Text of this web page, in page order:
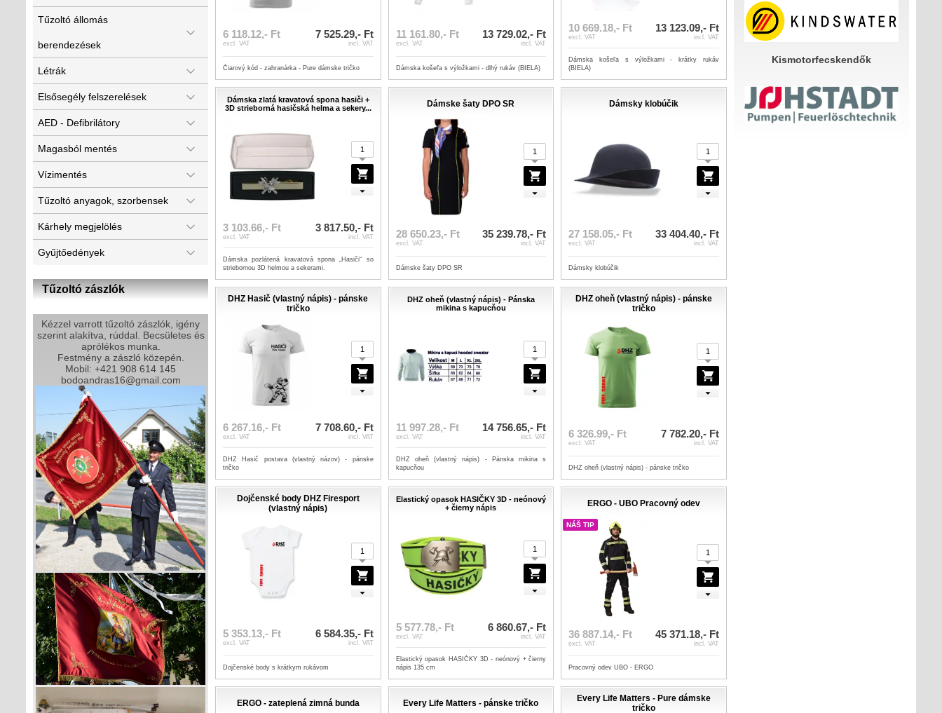
Tűzoltó állomás
berendezések
Létrák
Elsősegély felszerelések
AED - Defibrilátory
Magasból mentés
Vízimentés
Tűzoltó anyagok, szorbensek
Kárhely megjelölés
Gyűjtőedények
Tűzoltó zászlók
Kézzel varrott tűzoltó zászlók, igény
szerint alakítva, rúddal. Becsületes és
aprólékos munka.
Festmény a zászló közepén.
Mobil: +421 908 614 145
bodoandras16@gmail.com
Kismotorfecskendők
6 118.12,- Ft
excl. VAT
7 525.29,- Ft
incl. VAT
Čiarový kód - zahranárka - Pure dámske tričko
11 161.80,- Ft
excl. VAT
13 729.02,- Ft
incl. VAT
Dámska košeľa s výložkami - dlhý rukáv (BIELA)
10 669.18,- Ft
excl. VAT
13 123.09,- Ft
incl. VAT
Dámska košeľa s výložkami - krátky rukáv
(BIELA)
Dámska zlatá kravatová spona hasiči +
3D strieborná hasičská helma a sekery...
3 103.66,- Ft
excl. VAT
3 817.50,- Ft
incl. VAT
Dámska pozlátená kravatová spona „Hasiči“ so
striebornou 3D helmou a sekerami.
Dámske šaty DPO SR
28 650.23,- Ft
excl. VAT
35 239.78,- Ft
incl. VAT
Dámske šaty DPO SR
Dámsky klobúčik
27 158.05,- Ft
excl. VAT
33 404.40,- Ft
incl. VAT
Dámsky klobúčik
DHZ Hasič (vlastný nápis) - pánske
tričko
6 267.16,- Ft
excl. VAT
7 708.60,- Ft
incl. VAT
DHZ Hasič postava (vlastný názov) - pánske
tričko
DHZ oheň (vlastný nápis) - Pánska
mikina s kapucňou
11 997.28,- Ft
excl. VAT
14 756.65,- Ft
incl. VAT
DHZ oheň (vlastný nápis) - Pánska mikina s
kapucňou
DHZ oheň (vlastný nápis) - pánske
tričko
6 326.99,- Ft
excl. VAT
7 782.20,- Ft
incl. VAT
DHZ oheň (vlastný nápis) - pánske tričko
Dojčenské body DHZ Firesport
(vlastný nápis)
5 353.13,- Ft
excl. VAT
6 584.35,- Ft
incl. VAT
Dojčenské body s krátkym rukávom
Elastický opasok HASIČKY 3D - neónový
+ čierny nápis
5 577.78,- Ft
excl. VAT
6 860.67,- Ft
incl. VAT
Elastický opasok HASIČKY 3D - neónový + čierny
nápis 135 cm
ERGO - UBO Pracovný odev
NÁŠ TIP
36 887.14,- Ft
excl. VAT
45 371.18,- Ft
incl. VAT
Pracovný odev UBO - ERGO
ERGO - zateplená zimná bunda Every Life Matters - pánske tričko
Every Life Matters - Pure dámske
tričko